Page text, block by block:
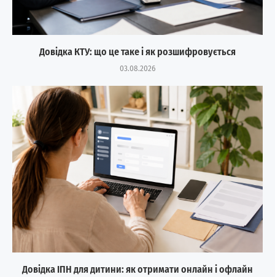
Довідка КТУ: що це таке і як розшифровується
03.08.2026
Довідка ІПН для дитини: як отримати онлайн і офлайн